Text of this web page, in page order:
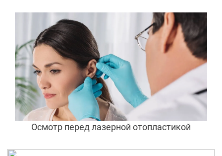
Осмотр перед лазерной отопластикой